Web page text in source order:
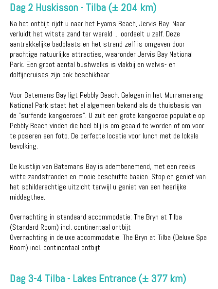
Dag 2 Huskisson - Tilba (± 204 km)
Na het ontbijt rijdt u naar het Hyams Beach, Jervis Bay. Naar
verluidt het witste zand ter wereld ... oordeelt u zelf. Deze
aantrekkelijke badplaats en het strand zelf is omgeven door
prachtige natuurlijke attracties, waaronder Jervis Bay National
Park. Een groot aantal bushwalks is vlakbij en walvis- en
dolfijncruises zijn ook beschikbaar.
Voor Batemans Bay ligt Pebbly Beach. Gelegen in het Murramarang
National Park staat het al algemeen bekend als de thuisbasis van
de "surfende kangoeroes". U zult een grote kangoeroe populatie op
Pebbly Beach vinden die heel blij is om geaaid te worden of om voor
te poseren een foto. De perfecte locatie voor lunch met de lokale
bevolking.
De kustlijn van Batemans Bay is adembenemend, met een reeks
witte zandstranden en mooie beschutte baaien. Stop en geniet van
het schilderachtige uitzicht terwijl u geniet van een heerlijke
middagthee.
Overnachting in standaard accommodatie: The Bryn at Tilba
(Standard Room) incl. continentaal ontbijt
Overnachting in deluxe accommodatie: The Bryn at Tilba (Deluxe Spa
Room) incl. continentaal ontbijt
Dag 3-4 Tilba - Lakes Entrance (± 377 km)